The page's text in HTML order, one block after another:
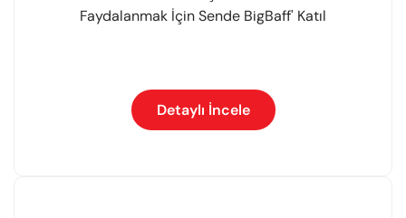
Faydalanmak İçin Sende BigBaff' Katıl
Detaylı İncele